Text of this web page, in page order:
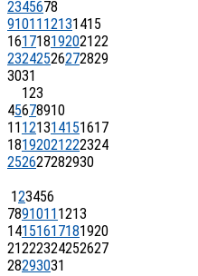
2345678
91011 12131415
16171819202122
23242526272829
3031
123
45678910
11 121314151617
18192021222324
252627282930
123456
7891011 1213
14151617181920
21222324252627
28293031